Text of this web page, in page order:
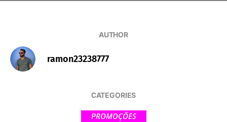
AUTHOR
ramon23238777
CATEGORIES
PROMOÇÕES